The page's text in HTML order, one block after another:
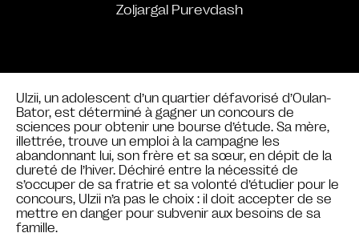
Zoljargal Purevdash
Ulzii, un adolescent d’un quartier défavorisé d’Oulan-
Bator, est déterminé à gagner un concours de
sciences pour obtenir une bourse d’étude. Sa mère,
illettrée, trouve un emploi à la campagne les
abandonnant lui, son frère et sa sœur, en dépit de la
dureté de l’hiver. Déchiré entre la nécessité de
s’occuper de sa fratrie et sa volonté d’étudier pour le
concours, Ulzii n’a pas le choix : il doit accepter de se
mettre en danger pour subvenir aux besoins de sa
famille.